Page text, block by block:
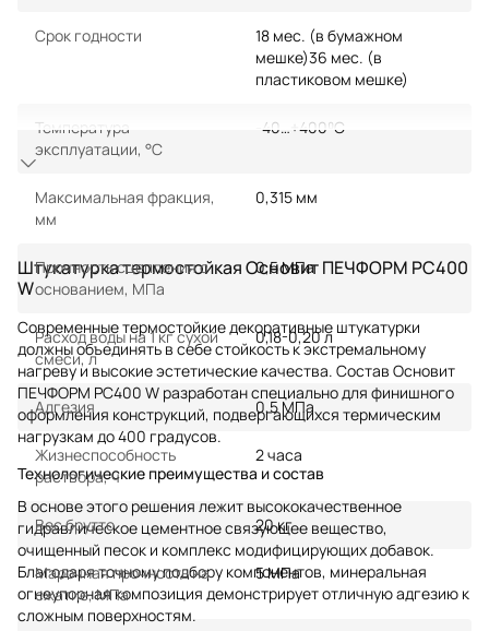
Срок годности
18 мес. (в бумажном
мешке)36 мес. (в
пластиковом мешке)
Температура
эксплуатации, °С
-40…+400⁰С
Максимальная фракция,
мм
0,315 мм
Прочность сцепления с
основанием, МПа
0,5 МПа
Расход воды на 1 кг сухой
смеси, л
0,18-0,20 л
Адгезия 0,5 МПа
Жизнеспособность
раствора, ч
2 часа
Вес брутто 20 кг
Марочная прочность на
сжатие, МПа
5 МПа
Показать еще
Штукатурка термостойкая Основит ПЕЧФОРМ PC400
W
Современные термостойкие декоративные штукатурки
должны объединять в себе стойкость к экстремальному
нагреву и высокие эстетические качества. Состав Основит
ПЕЧФОРМ PC400 W разработан специально для финишного
оформления конструкций, подвергающихся термическим
нагрузкам до 400 градусов.
Технологические преимущества и состав
В основе этого решения лежит высококачественное
гидравлическое цементное связующее вещество,
очищенный песок и комплекс модифицирующих добавок.
Благодаря точному подбору компонентов, минеральная
огнеупорная композиция демонстрирует отличную адгезию к
сложным поверхностям.